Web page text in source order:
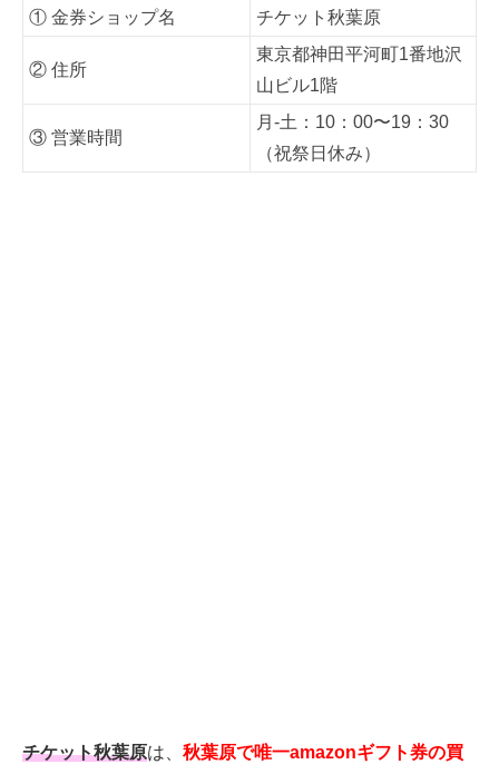
① 金券ショップ名 チケット秋葉原
② 住所
東京都神田平河町1番地沢
山ビル1階
③ 営業時間
月-土：10：00〜19：30
（祝祭日休み）
チケット秋葉原は、 秋葉原で唯一amazonギフト券の買